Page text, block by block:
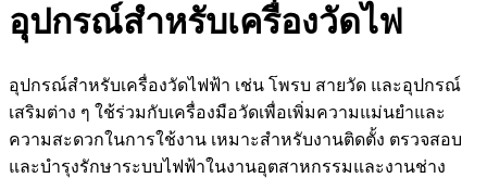
อุปกรณ์สำหรับเครื่องวัดไฟ
อุปกรณ์สำหรับเครื่องวัดไฟฟ้า เช่น โพรบ สายวัด และอุปกรณ์
เสริมต่าง ๆ ใช้ร่วมกับเครื่องมือวัดเพื่อเพิ่มความแม่นยำและ
ความสะดวกในการใช้งาน เหมาะสำหรับงานติดตั้ง ตรวจสอบ
และบำรุงรักษาระบบไฟฟ้าในงานอุตสาหกรรมและงานช่าง